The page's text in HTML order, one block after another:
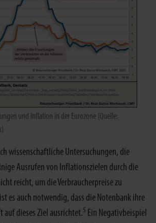
und Inflation in der Eurozone (Quelle:
wissenschaftliche Untersuchungen, die
Ausrufen von Inflationszielen durch die
reicht, um die Verbraucherpreise zu
es auch notwendig, dass die Notenbank ihre
dieses Ziel ausrichtet.5 Ein Negativbeispiel